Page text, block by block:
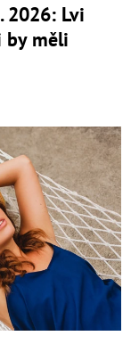
2026: Lvi
by měli